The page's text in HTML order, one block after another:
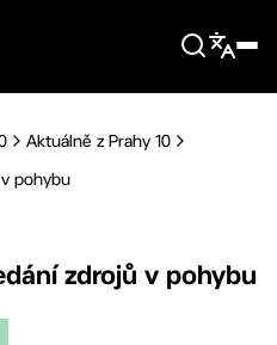
Aktuálně z Prahy 10
pohybu
zdrojů v pohybu